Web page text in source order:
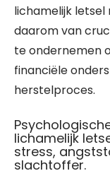
lichamelijk
daarom van
te ondernemen
financiële
herstelproces.
lichamelijk
stress,
slachtoffer.